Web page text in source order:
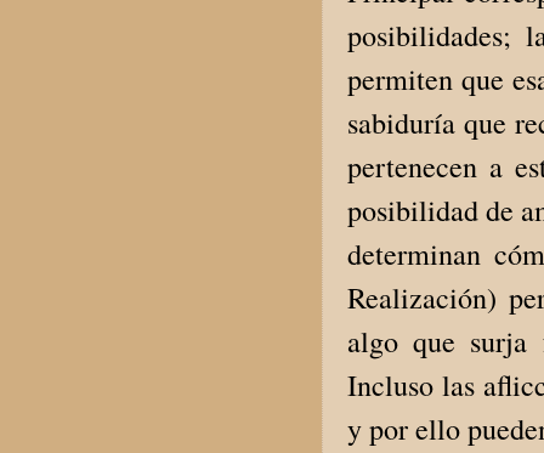
posibilidades;
permiten que
sabiduría que
pertenecen a
posibilidad de
determinan
Realización)
algo que surja
Incluso las
y por ello